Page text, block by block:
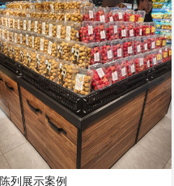
陈列展示案例